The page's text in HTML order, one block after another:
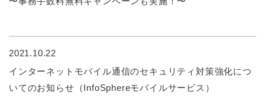
2021.10.22
インターネットモバイル通信のセキュリティ対策強化につ
いてのお知らせ（InfoSphereモバイルサービス）